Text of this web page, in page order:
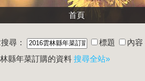
首頁
尋： 標題
內容
縣年菜訂購的資料 搜尋全站»